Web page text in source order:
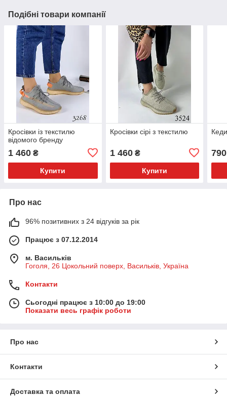
Подібні товари компанії
Кросівки із текстилю
відомого бренду
1 460 ₴
Купити
Кросівки сірі з текстилю
1 460₴
Купити
790
Про нас
96% позитивних з 24 відгуків за рік
Працює з 07.12.2014
м. Васильків
Гоголя, 26 Цокольний поверх, Васильків, Україна
Контакти
Сьогодні працює з 10:00 до 19:00
Показати весь графік роботи
Про нас
Контакти
Доставка та оплата